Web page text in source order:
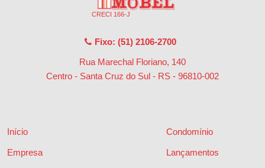
CRECI 166-J
Fixo: (51) 2106-2700
Rua Marechal Floriano, 140
Centro - Santa Cruz do Sul - RS - 96810-002
Início
Empresa
Condomínio
Lançamentos